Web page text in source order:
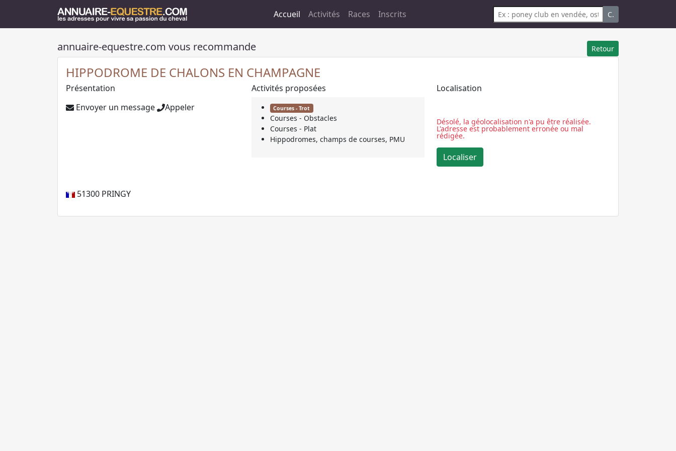
Accueil Activités Races Inscrits C.
Retour
annuaire-equestre.com vous recommande
HIPPODROME DE CHALONS EN CHAMPAGNE
Présentation
Envoyer un message
Appeler
Activités proposées
Courses - Trot
Courses - Obstacles
Courses - Plat
Hippodromes, champs de courses, PMU
Localisation
Désolé, la géolocalisation n'a pu être réalisée.
L'adresse est probablement erronée ou mal
rédigée.
51300 PRINGY